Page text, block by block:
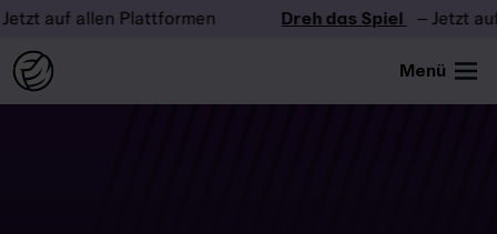
allen Plattformen Dreh das Spiel – Jetzt auf
Menü